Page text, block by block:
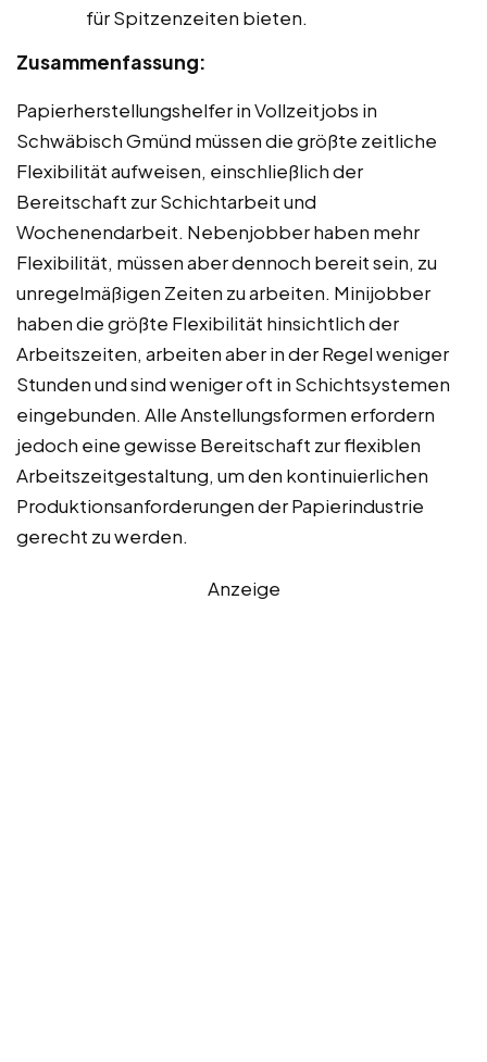
für Spitzenzeiten bieten.
Zusammenfassung:
Papierherstellungshelfer in Vollzeitjobs in
Schwäbisch Gmünd müssen die größte zeitliche
Flexibilität aufweisen, einschließlich der
Bereitschaft zur Schichtarbeit und
Wochenendarbeit. Nebenjobber haben mehr
Flexibilität, müssen aber dennoch bereit sein, zu
unregelmäßigen Zeiten zu arbeiten. Minijobber
haben die größte Flexibilität hinsichtlich der
Arbeitszeiten, arbeiten aber in der Regel weniger
Stunden und sind weniger oft in Schichtsystemen
eingebunden. Alle Anstellungsformen erfordern
jedoch eine gewisse Bereitschaft zur flexiblen
Arbeitszeitgestaltung, um den kontinuierlichen
Produktionsanforderungen der Papierindustrie
gerecht zu werden.
Anzeige